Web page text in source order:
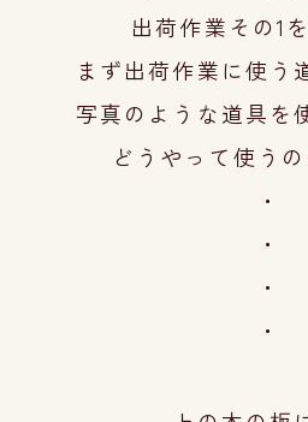
出荷作業その1
まず出荷作業に使う
写真のような道具を
どうや って使う
・
・
・
・